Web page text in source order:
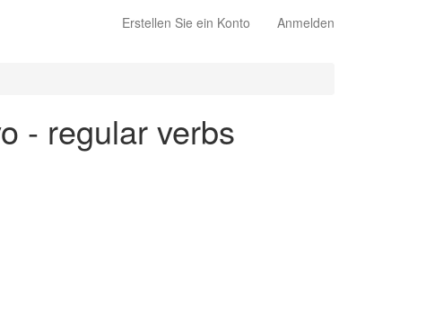
Erstellen Sie ein Konto Anmelden
- regular verbs